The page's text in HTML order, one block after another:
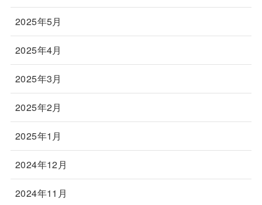
2025年5月
2025年4月
2025年3月
2025年2月
2025年1月
2024年12月
2024年11月